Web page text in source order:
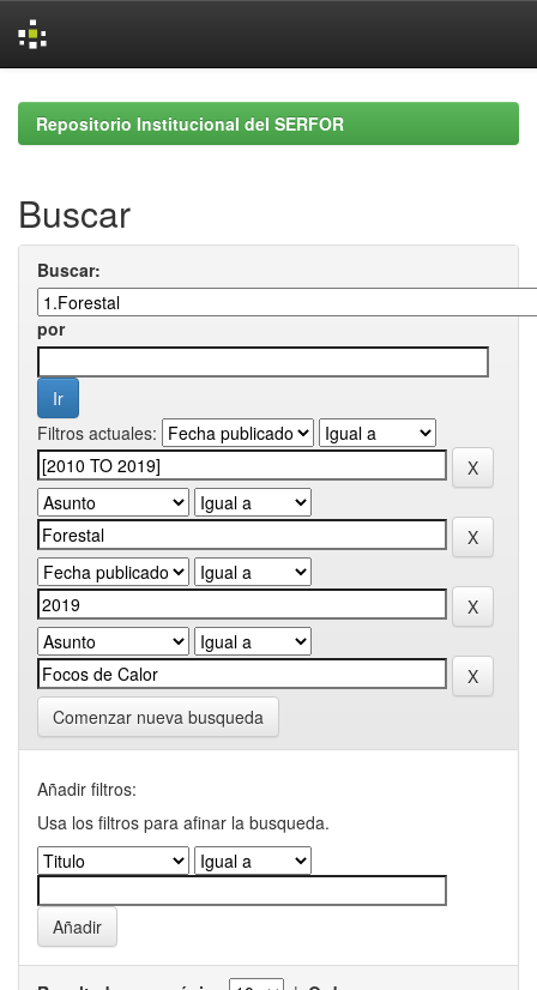
navigationRepositorio Institucional del SERFOR
Buscar
Buscar:
por
Filtros actuales:
Comenzar nueva busqueda
Añadir filtros:
Usa los filtros para afinar la busqueda.